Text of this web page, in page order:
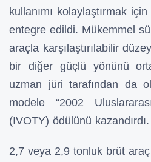
kullanımı kolaylaştırmak
entegre edildi. Mükemmel
araçla karşılaştırılabilir
bir diğer güçlü yönünü
uzman jüri tarafından da
modele “2002
(IVOTY) ödülünü kazandırdı.
2,7 veya 2,9 tonluk brüt araç